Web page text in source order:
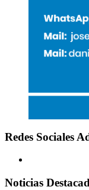
Redes Sociales
Noticias